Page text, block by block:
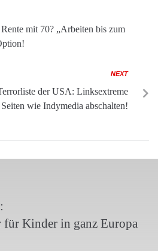
mit 70? „Arbeiten bis zum
NEXT
der USA: Linksextreme
Seiten wie Indymedia abschalten!
Kinder in ganz Europa